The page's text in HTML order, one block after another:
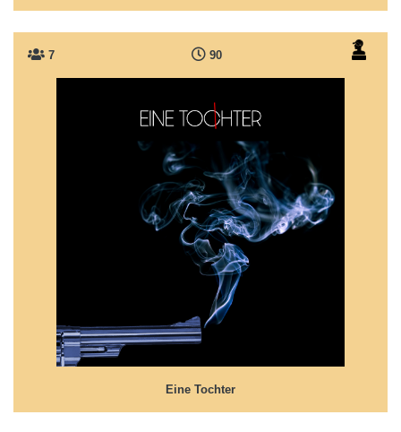
7 90
Eine Tochter
Eine Tochter
Ein Familiendrama... die Frage der Schuld.